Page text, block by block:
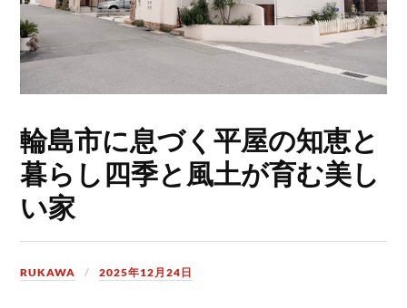
輪島市に息づく平屋の知恵と
暮らし四季と風土が育む美し
い家
RUKAWA 2025年12月24日